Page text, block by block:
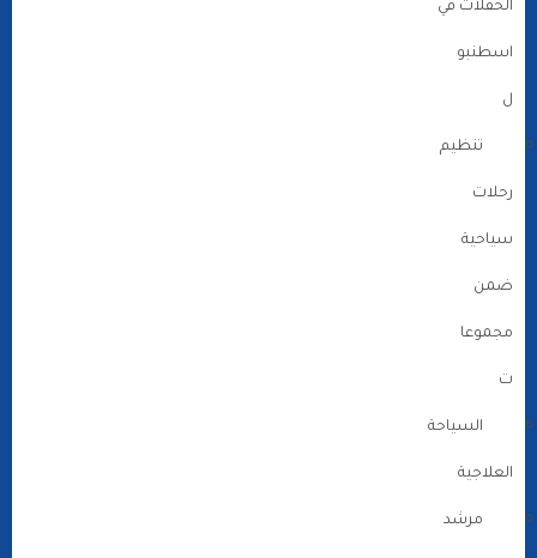
الحفلات في
اسطنبو
ل
تنظيم
رحلات
سياحية
ضمن
مجموعا
ت
السياحة
العلاجية
مرشد